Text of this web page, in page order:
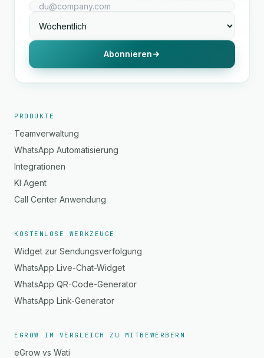
Abonnieren
PRODUKTE
Teamverwaltung
WhatsApp Automatisierung
Integrationen
KI Agent
Call Center Anwendung
KOSTENLOSE WERKZEUGE
Widget zur Sendungsverfolgung
WhatsApp Live-Chat-Widget
WhatsApp QR-Code-Generator
WhatsApp Link-Generator
EGROW IM VERGLEICH ZU MITBEWERBERN
eGrow vs Wati